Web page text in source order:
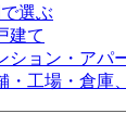
選ぶ
建て
ション・アパ
・工場・倉庫